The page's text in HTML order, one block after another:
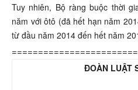
Tuy nhiên, Bộ ràng buộc thời
năm với ôtô (đã hết hạn năm
từ đầu năm 2014 đến hết năm
ĐOÀN LUẬT